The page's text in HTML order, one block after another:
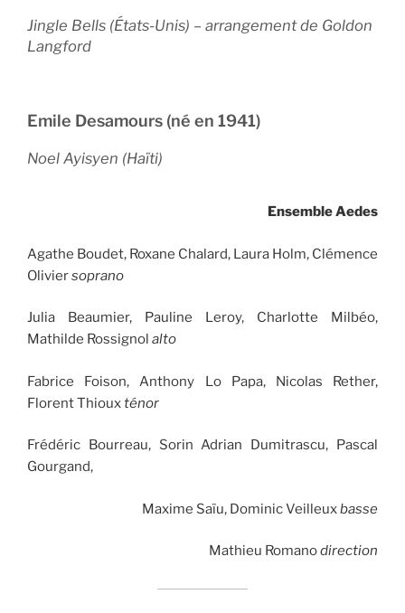
Jingle Bells (États-Unis) – arrangement de Goldon
Langford
Emile Desamours (né en 1941)
Noel Ayisyen (Haïti)
Ensemble Aedes
Agathe Boudet, Roxane Chalard, Laura Holm, Clémence
Oliviersoprano
Julia Beaumier, Pauline Leroy, Charlotte Milbéo,
Mathilde Rossignol alto
Fabrice Foison, Anthony Lo Papa, Nicolas Rether,
Florent Thiouxténor
Frédéric Bourreau, Sorin Adrian Dumitrascu, Pascal
Gourgand,
Maxime Saïu, Dominic Veilleuxbasse
Mathieu Romanodirection